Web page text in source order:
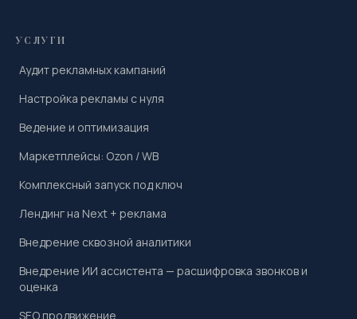
УСЛУГИ
Аудит рекламных кампаний
Настройка рекламы с нуля
Ведение и оптимизация
Маркетплейсы: Ozon / WB
Комплексный запуск под ключ
Лендинг на Next + реклама
Внедрение сквозной аналитики
Внедрение ИИ ассистента — расшифровка звонков и
оценка
SEO продвижение